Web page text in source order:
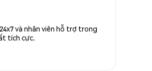
và nhân viên hỗ trợ trong
tích cực.